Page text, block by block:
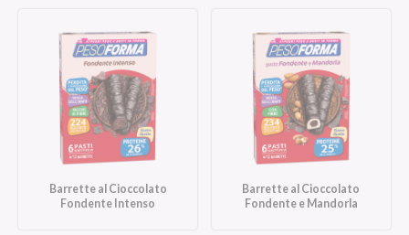
Barrette al Cioccolato
Fondente Intenso
Barrette al Cioccolato
Fondente e Mandorla